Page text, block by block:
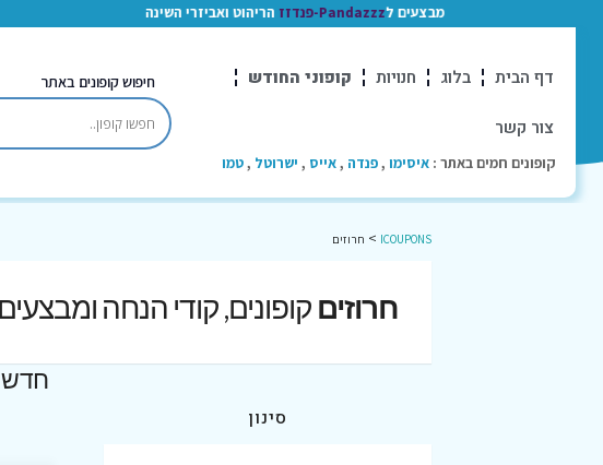
מבצעים לPandazzz-פנדזז הריהוט ואביזרי השינה
דף הבית בלוג חנויות קופוני החודש
צור קשר
קופונים חמים באתר : איסימו ,פנדה ,אייס , ישרוטל ,טמו
חיפוש קופונים באתר
ICOUPONS
> חרוזים
חרוזים קופונים, קודי הנחה ומבצעים
סינון